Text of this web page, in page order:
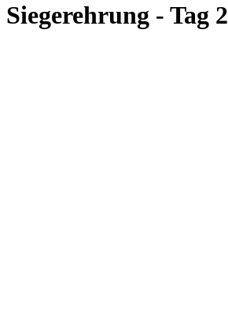
Siegerehrung - Tag 2